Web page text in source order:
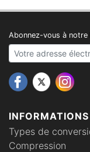
INFORMATIONS
Types de
Compression
Abonnez-vous à notre
Your email